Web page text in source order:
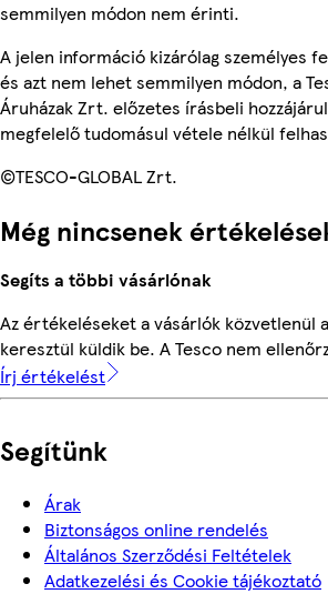
semmilyen módon nem érinti.
A jelen információ kizárólag személyes
és azt nem lehet semmilyen módon, a
Áruházak Zrt. előzetes írásbeli
megfelelő tudomásul vétele nélkül
©TESCO-GLOBAL Zrt.
Még nincsenek
Segíts a többi vásárlónak
Az értékeléseket a vásárlók közvetlenül
keresztül küldik be. A Tesco nem
Írj értékelést
Segítünk
Árak
Biztonságos online rendelés
Általános Szerződési Feltételek
Adatkezelési és Cookie tájékoztató